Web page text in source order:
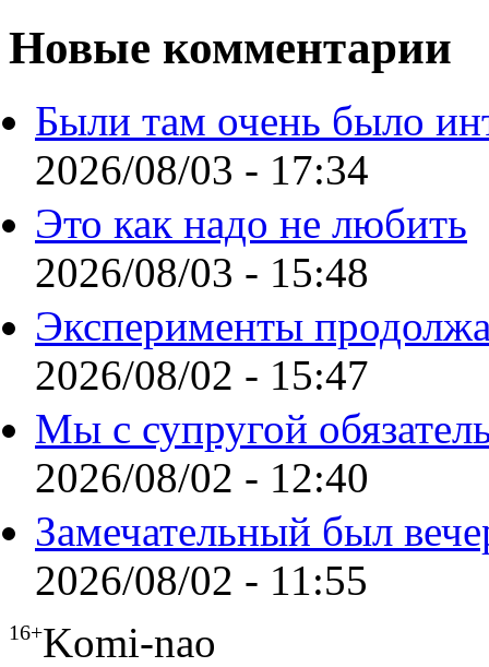
Новые комментарии
Были там очень было
2026/08/03 - 17:34
Это как надо не любить
2026/08/03 - 15:48
Эксперименты
2026/08/02 - 15:47
Мы с супругой
2026/08/02 - 12:40
Замечательный был
2026/08/02 - 11:55
16+Komi-nao